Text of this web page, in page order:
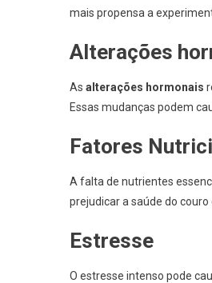
mais propensa a
Alterações
As alterações hormonais
Essas mudanças podem
Fatores
A falta de nutrientes
prejudicar a saúde do couro
Estresse
O estresse intenso pode